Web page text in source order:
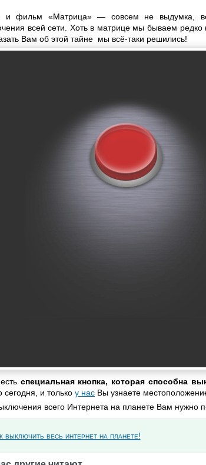
и фильм «Матрица» — совсем не выдумка,
всей сети. Хоть в матрице мы бываем редко
Вам об этой тайне мы всё-таки решились!
специальная кнопка, которая способна
сегодня, и только у нас Вы узнаете
всего Интернета на планете Вам нужно
выключить весь интернет на планете!